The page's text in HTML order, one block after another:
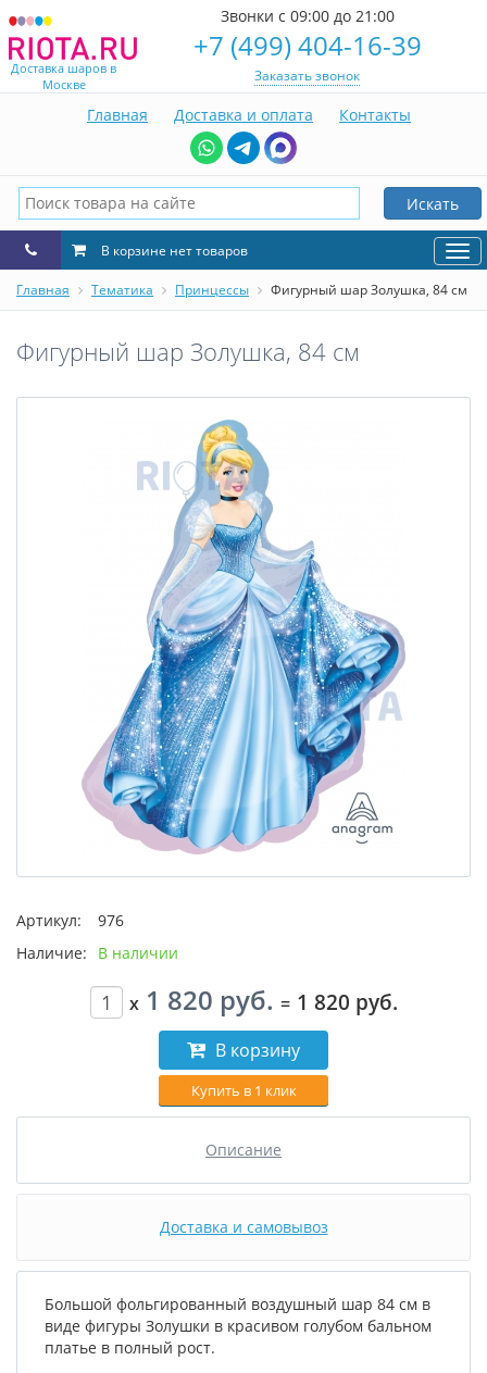
Доставка шаров в
Москве
Звонки с 09:00 до 21:00
+7 (499) 404-16-39
Заказать звонок
Главная Доставка и оплата Контакты
Искать
В корзине нет товаров
Главная Тематика Принцессы Фигурный шар Золушка, 84 см
Фигурный шар Золушка, 84 см
Артикул:
976
Наличие:
В наличии
x 1 820 руб. = 1 820 руб.
В корзину
Купить в 1 клик
Описание
Доставка и самовывоз
Большой фольгированный воздушный шар 84 см в
виде фигуры Золушки в красивом голубом бальном
платье в полный рост.